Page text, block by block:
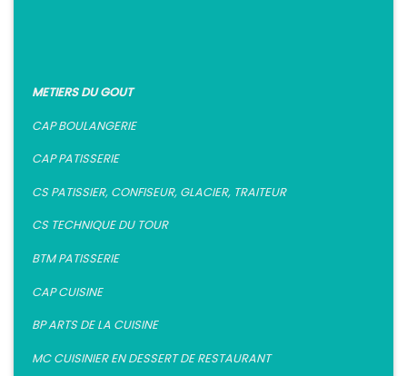
METIERS DU GOUT
CAP BOULANGERIE
CAP PATISSERIE
CS PATISSIER, CONFISEUR, GLACIER, TRAITEUR
CS TECHNIQUE DU TOUR
BTM PATISSERIE
CAP CUISINE
BP ARTS DE LA CUISINE
MC CUISINIER EN DESSERT DE RESTAURANT